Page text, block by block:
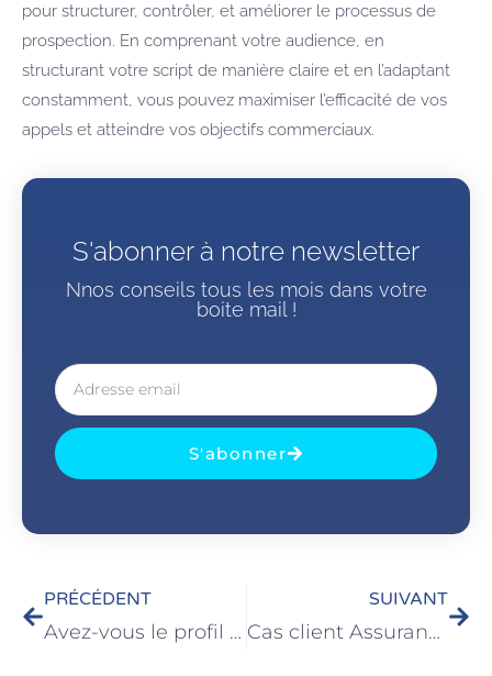
pour structurer, contrôler, et améliorer le processus de
prospection. En comprenant votre audience, en
structurant votre script de manière claire et en l’adaptant
constamment, vous pouvez maximiser l’efficacité de vos
appels et atteindre vos objectifs commerciaux.
S'abonner à notre newsletter
Nnos conseils tous les mois dans votre
boite mail !
S'abonner
PRÉCÉDENT
Avez-vous le profil de télévendeur ?
SUIVANT
Cas client Assurances : Gestion des appels difficiles